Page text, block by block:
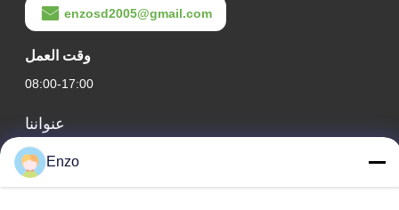
enzosd2005@gmail.com
وقت العمل
08:00-17:00
عنواننا
عنوان الشركة
رقم 599 ، شارع تشانغبي ، مقاطعة هوانتاي ، مدينة زيبو ، مقاطعة
Enzo